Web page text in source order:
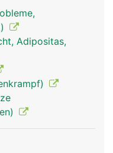
Adipositas,